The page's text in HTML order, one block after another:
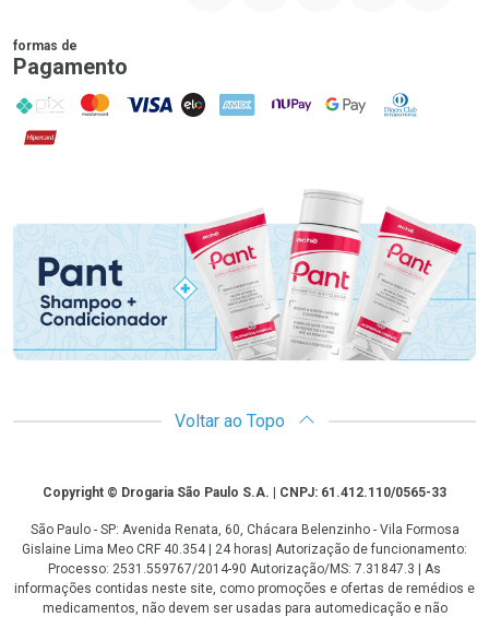
formas de
Pagamento
PIX MasterCard
VISA ELO AMEX NuPay Google PayDiners Club
Hipercard
Promoção em Destaque
Voltar ao Topo
CopyrightCopyright © Drogaria São Paulo S.A. | CNPJ: 61.412.110/0565-33
São Paulo - SP: Avenida Renata, 60, Chácara Belenzinho - Vila Formosa
Gislaine Lima Meo CRF 40.354 | 24 horas| Autorização de funcionamento:
Processo: 2531.559767/2014-90 Autorização/MS: 7.31847.3 | As
informações contidas neste site, como promoções e ofertas de remédios e
medicamentos, não devem ser usadas para automedicação e não